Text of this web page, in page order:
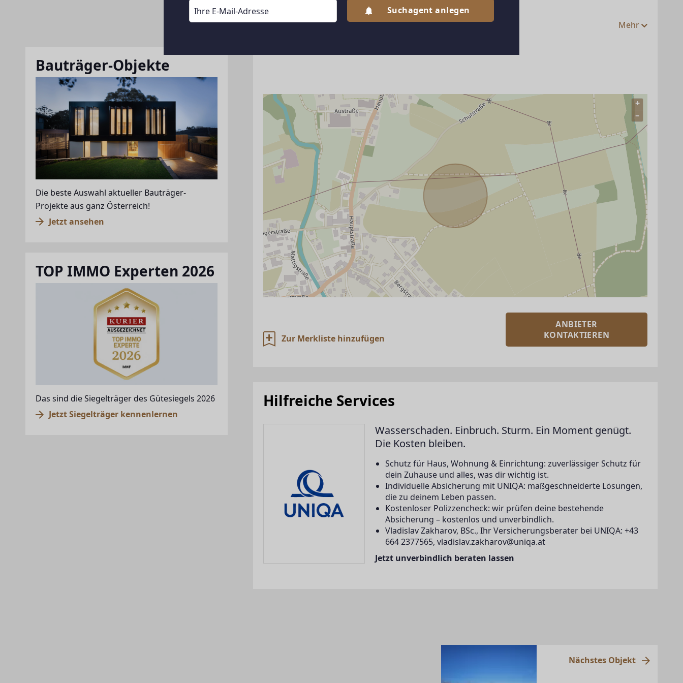
Pfaffstätt lieg..
Mehr
+
–
ANBIETER KONTAKTIEREN
Zur Merkliste hinzufügen
ANBIETER
KONTAKTIEREN
Hilfreiche Services
Wasserschaden. Einbruch. Sturm. Ein Moment genügt.
Die Kosten bleiben.
Schutz für Haus, Wohnung & Einrichtung: zuverlässiger Schutz für
dein Zuhause und alles, was dir wichtig ist.
Individuelle Absicherung mit UNIQA: maßgeschneiderte Lösungen,
die zu deinem Leben passen.
Kostenloser Polizzencheck: wir prüfen deine bestehende
Absicherung – kostenlos und unverbindlich.
Vladislav Zakharov, BSc., Ihr Versicherungsberater bei UNIQA: +43
664 2377565, vladislav.zakharov@uniqa.at
Jetzt unverbindlich beraten lassen
Nächstes Objekt
Bauträger-Objekte
Die beste Auswahl aktueller Bauträger-
Projekte aus ganz Österreich!
Jetzt ansehen
TOP IMMO Experten 2026
Das sind die Siegelträger des Gütesiegels 2026
Jetzt Siegelträger kennenlernen
Suchagent anlegen